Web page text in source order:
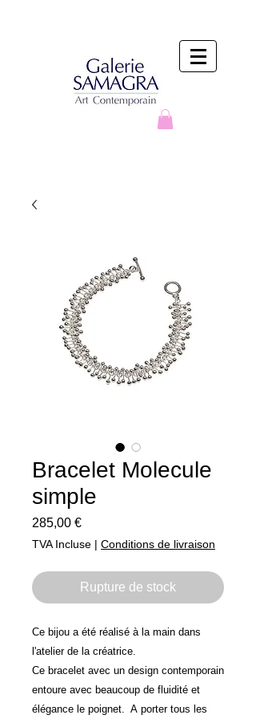
Bracelet Molecule
simple
285,00 €Prix
TVA Incluse | Conditions de livraison
Rupture de stock
Ce bijou a été réalisé à la main dans
l'atelier de la créatrice.
Ce bracelet avec un design contemporain
entoure avec beaucoup de fluidité et
élégance le poignet. A porter tous les